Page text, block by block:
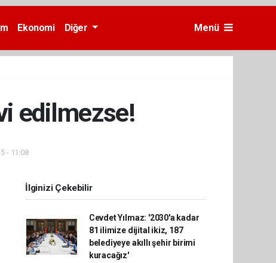
Ekonomi Diğer Menü
edilmezse!
- 11:08
İlginizi Çekebilir
Cevdet Yılmaz: '2030'a kadar
81 ilimize dijital ikiz, 187
belediyeye akıllı şehir birimi
kuracağız'